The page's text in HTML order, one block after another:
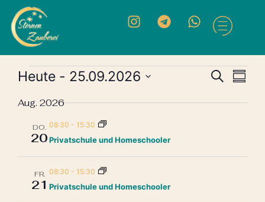
Suche
Heute - 25.09.2026
auswählen.
Aug. 2026
DO.
20
08:30 - 15:30
Privatschule und Homeschooler
FR.
21
08:30 - 15:30
Privatschule und Homeschooler